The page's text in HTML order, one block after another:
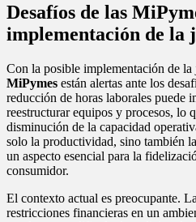
Desafíos de las
implementación de la
Con la posible implementación de
MiPymes están alertas ante los
reducción de horas laborales puede
reestructurar equipos y procesos, lo
disminución de la capacidad
solo la productividad, sino también
un aspecto esencial para la
consumidor.
El contexto actual es preocupante.
restricciones financieras en un